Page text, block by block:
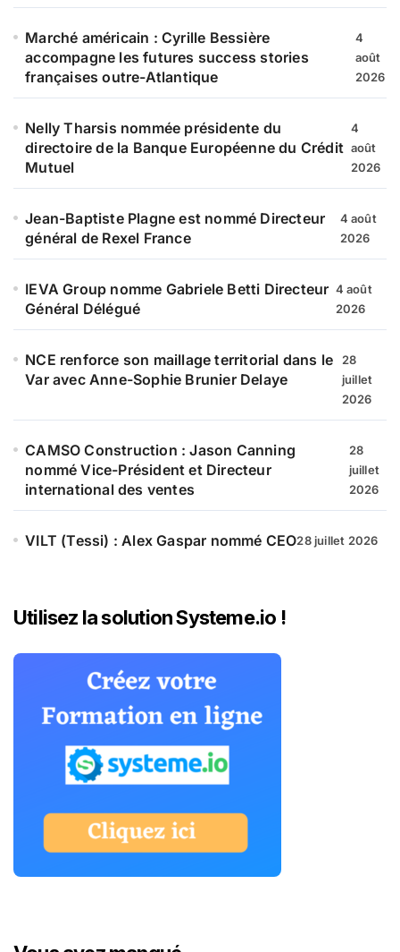
Marché américain : Cyrille Bessière
accompagne les futures success stories
françaises outre-Atlantique
4
août
2026
Nelly Tharsis nommée présidente du
directoire de la Banque Européenne du Crédit
Mutuel
4
août
2026
Jean-Baptiste Plagne est nommé Directeur
général de Rexel France
4 août
2026
IEVA Group nomme Gabriele Betti Directeur
Général Délégué
4 août
2026
NCE renforce son maillage territorial dans le
Var avec Anne-Sophie Brunier Delaye
28
juillet
2026
CAMSO Construction : Jason Canning
nommé Vice-Président et Directeur
international des ventes
28
juillet
2026
VILT (Tessi) : Alex Gaspar nommé CEO28 juillet 2026
Utilisez la solution Systeme.io !